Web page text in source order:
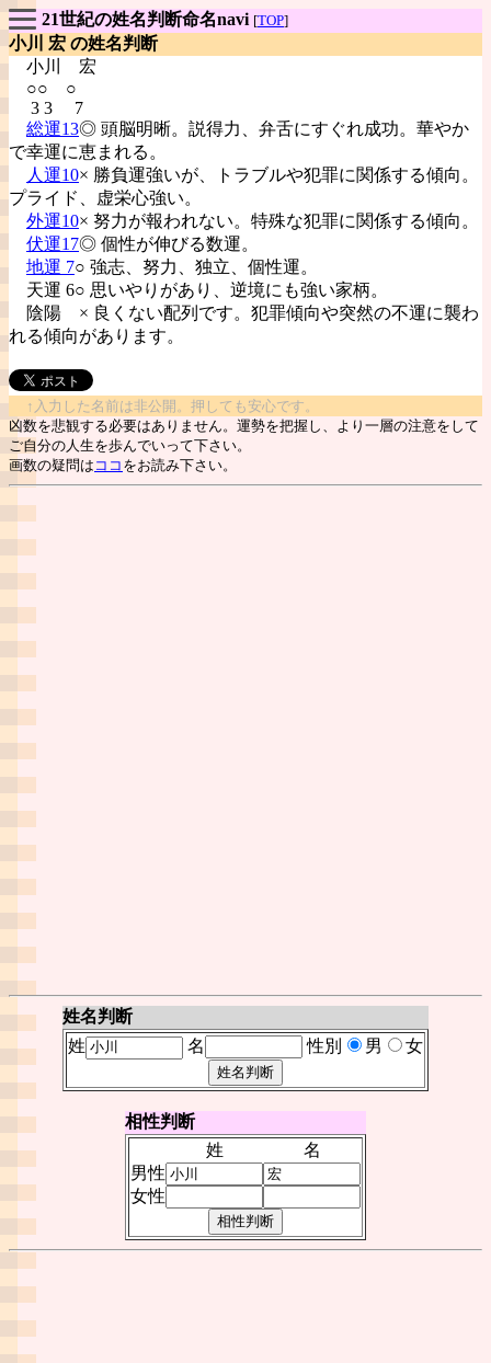
21世紀の姓名判断命名navi [TOP]
小川 宏 の姓名判断
小川 宏
○○ ○
3 3 7
総運13◎ 頭脳明晰。説得力、弁舌にすぐれ成功。華やか
で幸運に恵まれる。
人運10× 勝負運強いが、トラブルや犯罪に関係する傾向。
プライド、虚栄心強い。
外運10× 努力が報われない。特殊な犯罪に関係する傾向。
伏運17◎ 個性が伸びる数運。
地運 7○ 強志、努力、独立、個性運。
天運 6○ 思いやりがあり、逆境にも強い家柄。
陰陽 × 良くない配列です。犯罪傾向や突然の不運に襲わ
れる傾向があります。
↑入力した名前は非公開。押しても安心です。
凶数を悲観する必要はありません。運勢を把握し、より一層の注意をして
ご自分の人生を歩んでいって下さい。
画数の疑問は ココ をお読み下さい。
姓名判断
姓
名 性別 男 女
相性判断
姓
名
男性
女性